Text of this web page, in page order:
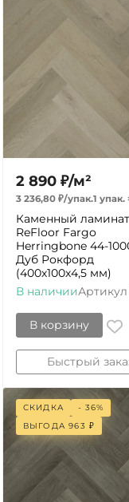
2 890 ₽/м²
3 236,80 ₽/упак.1 упак.
Каменный
ReFloor Fargo
Herringbone 44-
Дуб Рокфорд
(400х100х4,5 мм)
В наличииАртикул
В корзину
Быстрый
СКИДКА
- 36%
ВЫГОДА963 ₽